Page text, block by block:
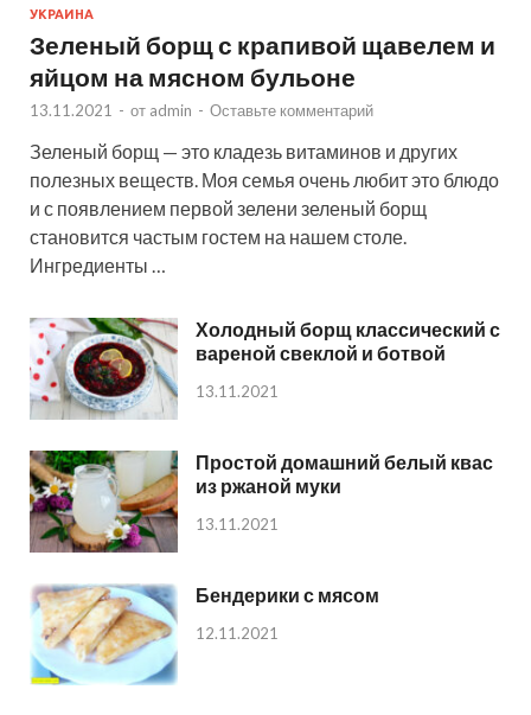
УКРАИНА
Зеленый борщ с крапивой щавелем и
яйцом на мясном бульоне
13.11.2021 - от admin - Оставьте комментарий
Зеленый борщ — это кладезь витаминов и других
полезных веществ. Моя семья очень любит это блюдо
и с появлением первой зелени зеленый борщ
становится частым гостем на нашем столе.
Ингредиенты …
Холодный борщ классический с
вареной свеклой и ботвой
13.11.2021
Простой домашний белый квас
из ржаной муки
13.11.2021
Бендерики с мясом
12.11.2021